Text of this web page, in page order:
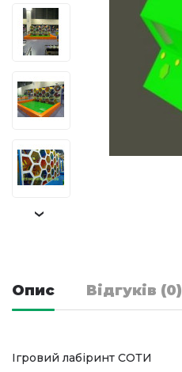
›
Опис Відгуків (0)
Ігровий лабіринт СОТИ